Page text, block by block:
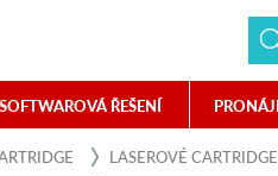
SOFTWAROVÁ ŘEŠENÍ
LASEROVÉ CARTRIDGE